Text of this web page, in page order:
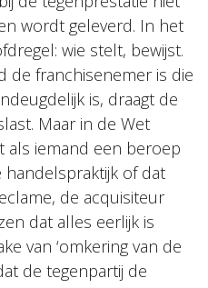
wordt geleverd. In het
wie stelt, bewijst.
de franchisenemer is die
is, draagt de
Maar in de Wet
als iemand een beroep
of dat
de acquisiteur
dat alles eerlijk is
van ‘omkering van de
de tegenpartij de